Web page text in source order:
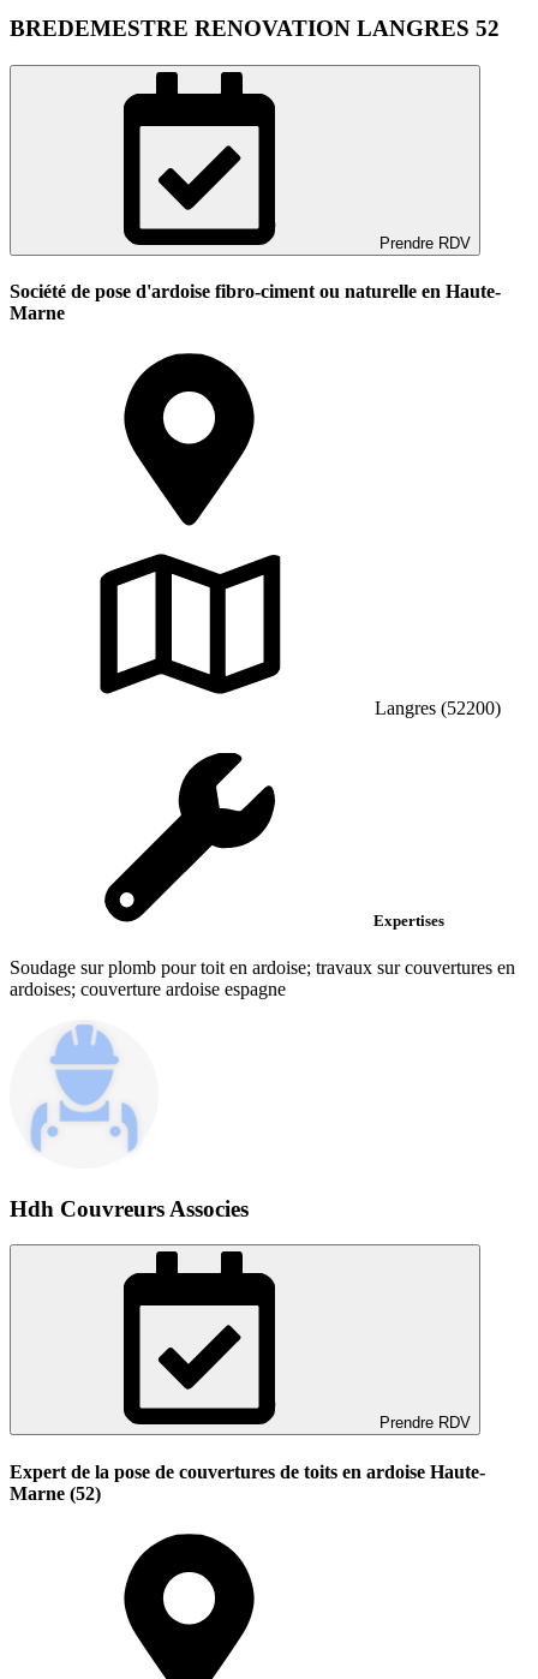
BREDEMESTRE RENOVATION LANGRES 52
Prendre RDV
Société de pose d'ardoise fibro-ciment ou naturelle en Haute-
Marne
Langres (52200)
Expertises
Soudage sur plomb pour toit en ardoise; travaux sur couvertures en
ardoises; couverture ardoise espagne
Hdh Couvreurs Associes
Prendre RDV
Expert de la pose de couvertures de toits en ardoise Haute-
Marne (52)